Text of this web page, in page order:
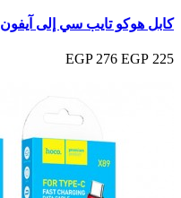
كابل هوكو تايب سي إلى آيفون PD20W بطول 1.2 متر موديل U110
225 EGP
276 EGP